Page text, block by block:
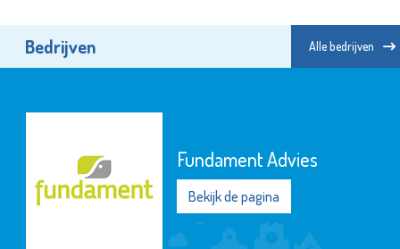
Bedrijven Alle bedrijven
Fundament Advies
Bekijk de pagina